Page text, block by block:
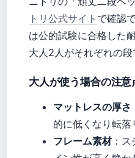
トリ公式サイト で確認
は公的試験に合格した
大人2人がそれぞれの
大人が使う場合の注意
マットレスの厚さ
的に低くなり転落
フレーム素材：ス